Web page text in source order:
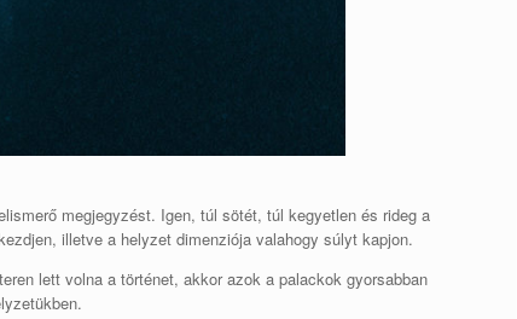
megjegyzést. Igen, túl sötét, túl kegyetlen és rideg a
illetve a helyzet dimenziója valahogy súlyt kapjon.
lett volna a történet, akkor azok a palackok gyorsabban